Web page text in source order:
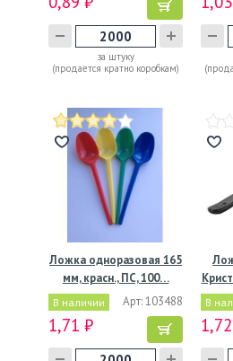
за штуку
(продается кратно коробкам)
Ложка одноразовая 165
мм, красн., ПС, 100…
В наличии Арт: 103488
1,71 ₽
В